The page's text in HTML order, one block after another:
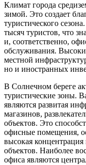
Климат города
зимой. Это создает
туристического
тысяч туристов, что
и, соответственно,
обслуживания.
местной
но и иностранных
В Солнечном береге
туристические зоны.
являются развитая
магазинов,
объектов. Это
офисные помещения,
высокая
объектов. Наиболее
офиса являются